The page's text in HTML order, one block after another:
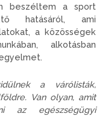
beszéltem a sport
hatásáról, ami
a közösségek
alkotásban
a várólisták,
Van olyan, amit
az egészségügyi